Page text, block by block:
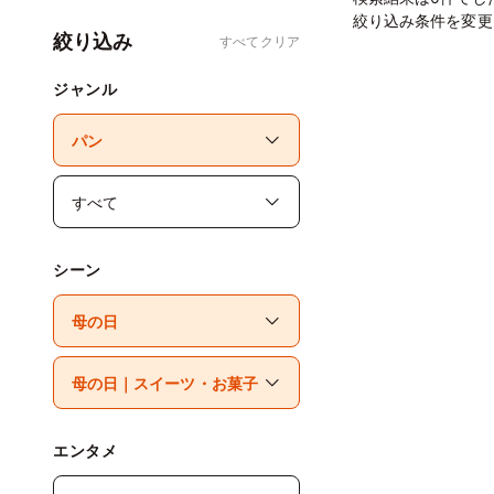
絞り込み すべてクリア
ジャンル
シーン
エンタメ
絞り込み条件を変